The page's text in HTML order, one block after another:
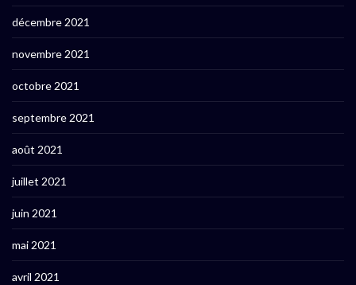
décembre 2021
novembre 2021
octobre 2021
septembre 2021
août 2021
juillet 2021
juin 2021
mai 2021
avril 2021